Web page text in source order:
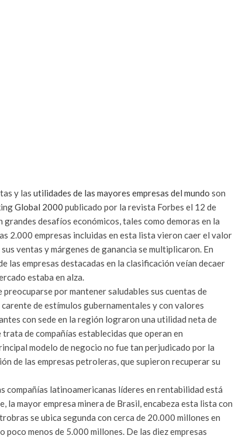
y las utilidades de las mayores empresas del mundo son
Global 2000 publicado por la revista Forbes el 12 de
desafíos económicos, tales como demoras en la
2.000 empresas incluidas en esta lista vieron caer el valor
ventas y márgenes de ganancia se multiplicaron. En
empresas destacadas en la clasificación veían decaer
estaba en alza.
por mantener saludables sus cuentas de
de estímulos gubernamentales y con valores
con sede en la región lograron una utilidad neta de
de compañías establecidas que operan en
modelo de negocio no fue tan perjudicado por la
de las empresas petroleras, que supieron recuperar su
compañías latinoamericanas líderes en rentabilidad está
la mayor empresa minera de Brasil, encabeza esta lista con
se ubica segunda con cerca de 20.000 millones en
menos de 5.000 millones. De las diez empresas